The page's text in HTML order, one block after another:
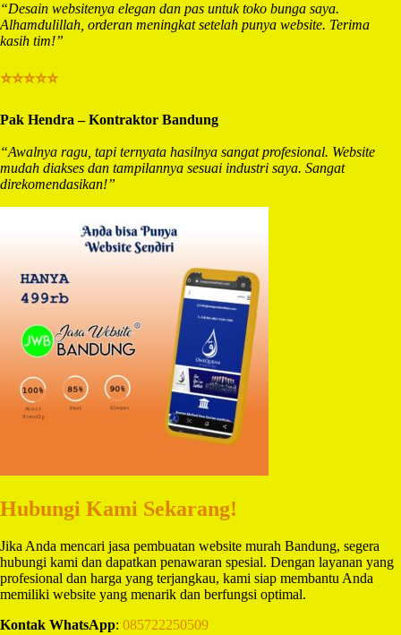
“Desain websitenya elegan dan pas untuk toko bunga saya.
Alhamdulillah, orderan meningkat setelah punya website. Terima
kasih tim!”
⭐⭐⭐⭐⭐
Pak Hendra – Kontraktor Bandung
“Awalnya ragu, tapi ternyata hasilnya sangat profesional. Website
mudah diakses dan tampilannya sesuai industri saya. Sangat
direkomendasikan!”
Hubungi Kami Sekarang!
Jika Anda mencari jasa pembuatan website murah Bandung, segera
hubungi kami dan dapatkan penawaran spesial. Dengan layanan yang
profesional dan harga yang terjangkau, kami siap membantu Anda
memiliki website yang menarik dan berfungsi optimal.
Kontak WhatsApp: 085722250509